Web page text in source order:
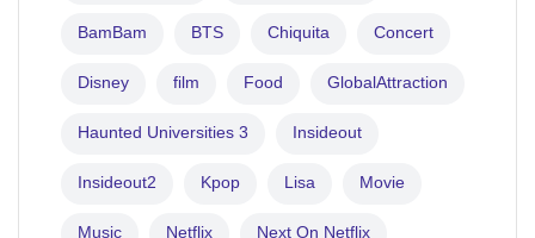
BamBam BTS Chiquita Concert
Disney film Food GlobalAttraction
Haunted Universities 3 Insideout
Insideout2 Kpop Lisa Movie
Music Netflix Next On Netflix